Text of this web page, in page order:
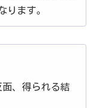
ります。
、得られる結